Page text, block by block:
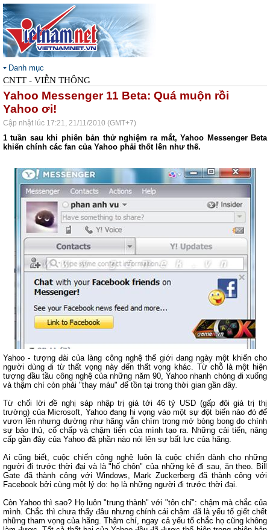
Danh mục
CNTT - VIỄN THÔNG
Yahoo Messenger 11 Beta: Quá muộn rồi
Yahoo ơi!
Cập nhật lúc 17:21, 21/11/2010 (GMT+7)
1 tuần sau khi phiên bản thử nghiệm ra mắt, Yahoo Messenger Beta
khiến chính các fan của Yahoo phải thốt lên như thế.
Yahoo - tượng đài của làng công nghệ thế giới đang ngày một khiến cho
người dùng đi từ thất vọng này đến thất vọng khác. Từ chỗ là một hiện
tượng đầu tầu công nghệ của những năm 90, Yahoo nhanh chóng đi xuống
và thậm chí còn phải "thay máu" để tồn tại trong thời gian gần đây.
Từ chối lời đề nghị sáp nhập trị giá tới 46 tỷ USD (gấp đôi giá trị thị
trường) của Microsoft, Yahoo đang hi vọng vào một sự đột biến nào đó để
vươn lên nhưng dường như hãng vẫn chìm trong mớ bòng bong do chính
sự bảo thủ, cố chấp và chậm tiến của mình tạo ra. Những cải tiến, nâng
cấp gần đây của Yahoo đã phần nào nói lên sự bất lực của hãng.
Ai cũng biết, cuộc chiến công nghệ luôn là cuộc chiến dành cho những
người đi trước thời đại và là "hố chôn" của những kẻ đi sau, ăn theo. Bill
Gate đã thành công với Windows, Mark Zuckerberg đã thành công với
Facebook bởi cùng một lý do: họ là những người đi trước thời đại.
Còn Yahoo thì sao? Họ luôn "trung thành" với "tôn chỉ": chậm mà chắc của
mình. Chắc thì chưa thấy đâu nhưng chính cái chậm đã là yếu tố giết chết
những tham vọng của hãng. Thậm chí, ngay cả yếu tố chắc họ cũng không